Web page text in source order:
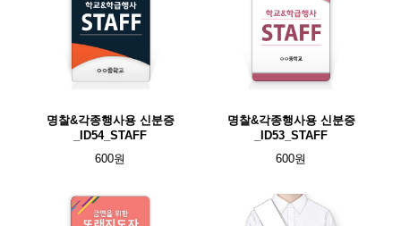
명찰&각종행사용 신분증
_ID54_STAFF
600원
명찰&각종행사용 신분증
_ID53_STAFF
600원